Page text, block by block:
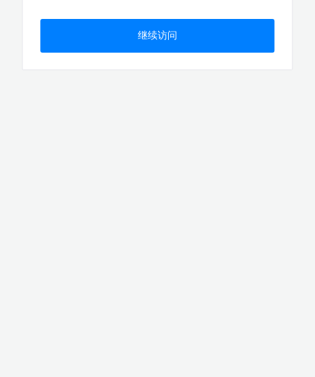
继续访问